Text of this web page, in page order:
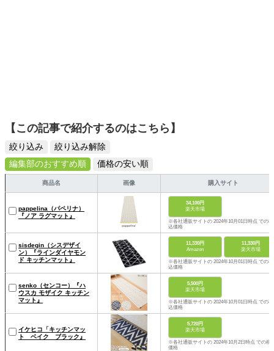
【この記事で紹介するのはこちら】
絞り込み
絞り込み解除
編集部のおすすめ順
価格の安い順
商品名 画像 購入サイト
pappelina（パペリナ）
『ノア ラグマット』
34,100円
楽天市場
※各社通販サイトの 2024年10月01日時点 での税
込価格
sisdegin（シスデザイ
ン）『ラインダイヤモン
ド キッチンマット』
11,330円
Amazon
11,330円
楽天市場
※各社通販サイトの 2024年10月01日時点 での税
込価格
senko（センコー）『ハ
ウスカ モザイク キッチン
マット』
5,500円
楽天市場
※各社通販サイトの 2024年10月01日時点 での税
込価格
イケヒコ「キッチンマッ
ト ベイク ブラック』
5,720円
楽天市場
※各社通販サイトの 2024年10月2日時点 での税
価格